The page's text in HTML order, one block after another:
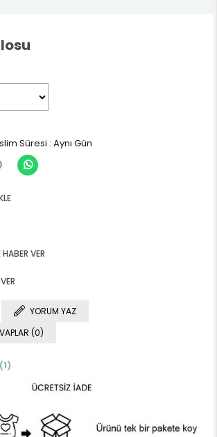
Süresi : Aynı Gün
VER
YORUM YAZ
(0)
(1)